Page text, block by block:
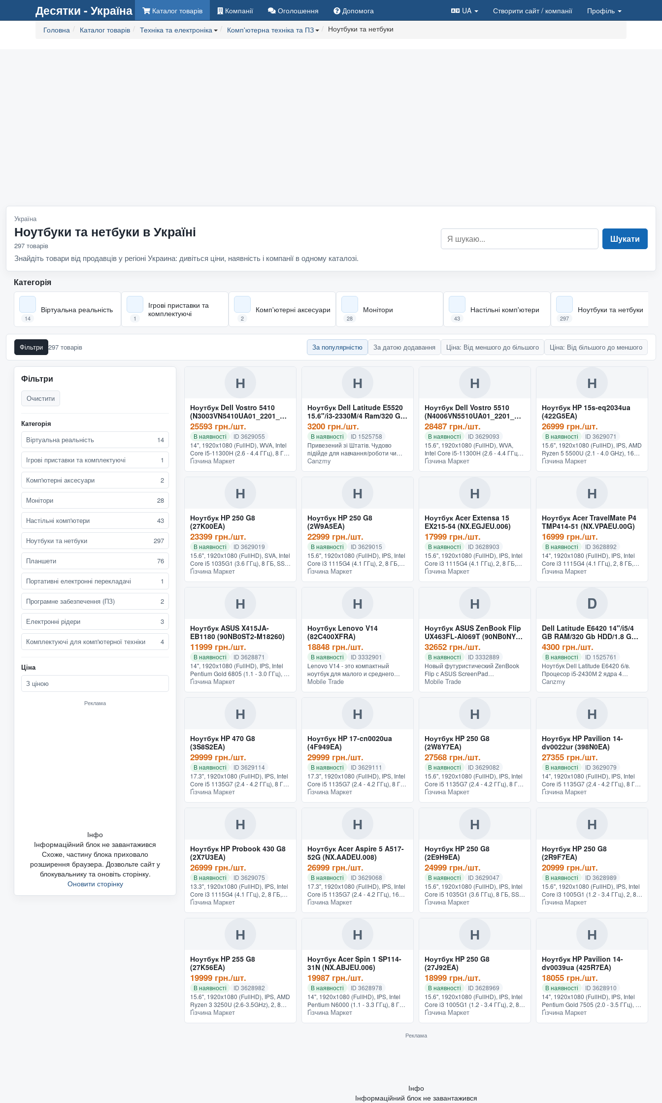
Десятки - Україна Каталог товарів Компанії Оголошення Допомога UA Створити сайт/ компанії
Профіль
Головна
Каталог товарів Техніка та електроніка Комп'ютерна техніка та ПЗ Ноутбуки та нетбуки
Україна
Ноутбуки та нетбуки в Україні
297 товарів
Знайдіть товари від продавців у регіоні Украина: дивіться ціни, наявність і компанії в одному каталозі.
Шукати
Категорія
Віртуальна реальність
14
Ігрові приставки та
комплектуючі
1
Комп'ютерні аксесуари
2
Монітори
28
Настільні комп'ютери
43
Ноутбуки та нетбуки
297
Фільтри 297 товарів За популярністю За датою додавання Ціна: Від меншого до більшого Ціна: Від більшого до меншого
Фільтри
Очистити
Категорія
Віртуальна реальність
14
Ігрові приставки та комплектуючі 1
Комп'ютерні аксесуари 2
Монітори 28
Настільні комп'ютери 43
Ноутбуки та нетбуки 297
Планшети 76
Портативні електронні перекладачі 1
Програмне забезпечення (ПЗ) 2
Електронні рідери 3
Комплектуючі для комп'ютерної техніки 4
Ціна
З ціною
Реклама
Інфо
Інформаційний блок не завантажився
Схоже, частину блока приховало
розширення браузера. Дозвольте сайт у
блокувальнику та оновіть сторінку.
Оновити сторінку
Н
Ноутбук Dell Vostro 5410
(N3003VN5410UA01_2201_UB
U)
25593 грн./шт.
В наявності
ID 3629055
14", 1920х1080 (FullHD), WVA, Intel
Core i5-11300H (2.6 - 4.4 ГГц), 8 ГБ,
SSD - 256 ГБ, Intel Iris Xe Graphics,
Ґізчина Маркет
Н
Ноутбук Dell Latitude E5520
15.6"/i3-2330M/4 Ram/320 Gb
HDD/Intel HD 3000
3200 грн./шт.
В наявності
ID 1525758
Привезений зі Штатів. Чудово
підійде для навчання/роботи чи
інтернет-серфінгу. Процесор і3-
Canzmy
Н
Ноутбук Dell Vostro 5510
(N4006VN5510UA01_2201_UB
U)
28487 грн./шт.
В наявності
ID 3629093
15.6", 1920х1080 (FullHD), WVA,
Intel Core i5-11300H (2.6 - 4.4 ГГц),
8 ГБ, SSD - 256 ГБ, NVIDIA GeForce
Ґізчина Маркет
Н
Ноутбук HP 15s-eq2034ua
(422G5EA)
26999 грн./шт.
В наявності
ID 3629071
15.6", 1920х1080 (FullHD), IPS, AMD
Ryzen 5 5500U (2.1 - 4.0 GHz), 16
ГБ, SSD - 512 ГБ, AMD Radeon
Ґізчина Маркет
Н
Ноутбук HP 250 G8
(27K00EA)
23399 грн./шт.
В наявності
ID 3629019
15.6", 1920х1080 (FullHD), SVA, Intel
Core i5 1035G1 (3.6 ГГц), 8 ГБ, SSD
- 256 ГБ, Intel UHD Graphics, DOS,
Ґізчина Маркет
Н
Ноутбук HP 250 G8
(2W9A5EA)
22999 грн./шт.
В наявності
ID 3629015
15.6", 1920х1080 (FullHD), IPS, Intel
Core i3 1115G4 (4.1 ГГц), 2, 8 ГБ,
SSD - 256 ГБ, Intel UHD Graphics,
Ґізчина Маркет
Н
Ноутбук Acer Extensa 15
EX215-54 (NX.EGJEU.006)
17999 грн./шт.
В наявності
ID 3628903
15.6", 1920х1080 (FullHD), IPS, Intel
Core i3 1115G4 (4.1 ГГц), 2, 8 ГБ,
SSD - 256 ГБ, Intel UHD Graphics,
Ґізчина Маркет
Н
Ноутбук Acer TravelMate P4
TMP414-51 (NX.VPAEU.00G)
16999 грн./шт.
В наявності
ID 3628892
14", 1920х1080 (FullHD), IPS, Intel
Core i3 1115G4 (4.1 ГГц), 2, 8 ГБ,
SSD - 256 ГБ, Intel UHD Graphics,
Ґізчина Маркет
Н
Ноутбук ASUS X415JA-
EB1180 (90NB0ST2-M18260)
11999 грн./шт.
В наявності
ID 3628871
14", 1920х1080 (FullHD), IPS, Intel
Pentium Gold 6805 (1.1 - 3.0 ГГц), 2,
4 ГБ, SSD - 256 ГБ, Intel UHD
Ґізчина Маркет
Н
Ноутбук Lenovo V14
(82C400XFRA)
18848 грн./шт.
В наявності
ID 3332901
Lenovo V14 - это компактный
ноутбук для малого и среднего
бизнеса. Отвечает потребностям
Mobile Trade
Н
Ноутбук ASUS ZenBook Flip
UX463FL-AI069T (90NB0NY1-
M01100)
32652 грн./шт.
В наявності
ID 3332889
Новый футуристический ZenBook
Flip с ASUS ScreenPad
2.0ScreenPad 2.0 — это
Mobile Trade
D
Dell Latitude E6420 14"/i5/4
GB RAM/320 Gb HDD/1.8 Gb
Intel HD 3000
4300 грн./шт.
В наявності
ID 1525761
Ноутбук Dell Latitude E6420 б/в.
Процесор і5-2430М 2 ядра 4
потоки по 2.4 Ггц Відеокарта
Canzmy
Н
Ноутбук HP 470 G8
(3S8S2EA)
29999 грн./шт.
В наявності
ID 3629114
17.3", 1920х1080 (FullHD), IPS, Intel
Core i5 1135G7 (2.4 - 4.2 ГГц), 8 ГБ,
SSD - 256 ГБ, Intel Iris Xe Graphics,
Ґізчина Маркет
Н
Ноутбук HP 17-cn0020ua
(4F949EA)
29999 грн./шт.
В наявності
ID 3629111
17.3", 1920х1080 (FullHD), IPS, Intel
Core i5 1135G7 (2.4 - 4.2 ГГц), 8 ГБ,
HDD - 1 ТБ, SSD - 256 ГБ, Intel Iris
Ґізчина Маркет
Н
Ноутбук HP 250 G8
(2W8Y7EA)
27568 грн./шт.
В наявності
ID 3629082
15.6", 1920х1080 (FullHD), IPS, Intel
Core i5 1135G7 (2.4 - 4.2 ГГц), 8 ГБ,
SSD - 512 ГБ, Intel Iris Xe Graphics,
Ґізчина Маркет
Н
Ноутбук HP Pavilion 14-
dv0022ur (398N0EA)
27355 грн./шт.
В наявності
ID 3629079
14", 1920х1080 (FullHD), IPS, Intel
Core i5 1135G7 (2.4 - 4.2 ГГц), 8 ГБ,
SSD - 512 ГБ, Intel Iris Xe Graphics,
Ґізчина Маркет
Н
Ноутбук HP Probook 430 G8
(2X7U3EA)
26999 грн./шт.
В наявності
ID 3629075
13.3", 1920х1080 (FullHD), IPS, Intel
Core i3 1115G4 (4.1 ГГц), 2, 8 ГБ,
SSD - 256 ГБ, Intel UHD Graphics,
Ґізчина Маркет
Н
Ноутбук Acer Aspire 5 A517-
52G (NX.AADEU.008)
26999 грн./шт.
В наявності
ID 3629068
17.3", 1920х1080 (FullHD), IPS, Intel
Core i5 1135G7 (2.4 - 4.2 ГГц), 16
ГБ, SSD - 512 ГБ, NVIDIA GeForce
Ґізчина Маркет
Н
Ноутбук HP 250 G8
(2E9H9EA)
24999 грн./шт.
В наявності
ID 3629047
15.6", 1920х1080 (FullHD), IPS, Intel
Core i5 1035G1 (3.6 ГГц), 8 ГБ, SSD
- 256 ГБ, Intel UHD Graphics,
Ґізчина Маркет
Н
Ноутбук HP 250 G8
(2R9F7EA)
20999 грн./шт.
В наявності
ID 3628989
15.6", 1920х1080 (FullHD), IPS, Intel
Core i3 1005G1 (1.2 - 3.4 ГГц), 2, 8
ГБ, SSD - 128 ГБ, Intel UHD
Ґізчина Маркет
Н
Ноутбук HP 255 G8
(27K56EA)
19999 грн./шт.
В наявності
ID 3628982
15.6", 1920х1080 (FullHD), IPS, AMD
Ryzen 3 3250U (2.6-3.5GHz), 2, 8
ГБ, SSD - 256 ГБ, AMD Radeon
Ґізчина Маркет
Н
Ноутбук Acer Spin 1 SP114-
31N (NX.ABJEU.006)
19987 грн./шт.
В наявності
ID 3628978
14", 1920х1080 (FullHD), IPS, Intel
Pentium N6000 (1.1 - 3.3 ГГц), 8 ГБ,
SSD - 256 ГБ, Intel UHD Graphics,
Ґізчина Маркет
Н
Ноутбук HP 250 G8
(27J92EA)
18999 грн./шт.
В наявності
ID 3628969
15.6", 1920х1080 (FullHD), IPS, Intel
Core i3 1005G1 (1.2 - 3.4 ГГц), 2, 8
ГБ, SSD - 256 ГБ, AMD Radeon
Ґізчина Маркет
Н
Ноутбук HP Pavilion 14-
dv0039ua (425R7EA)
18055 грн./шт.
В наявності
ID 3628910
14", 1920х1080 (FullHD), IPS, Intel
Pentium Gold 7505 (2.0 - 3.5 ГГц), 2,
4 ГБ, SSD - 256 ГБ, Intel UHD
Ґізчина Маркет
Реклама
Інфо
Інформаційний блок не завантажився